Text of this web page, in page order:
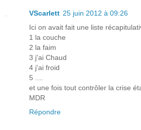
VScarlett 25 juin 2012 à 09:26
Ici on avait fait une liste
1 la couche
2 la faim
3 j'ai Chaud
4 j'ai froid
5 ....
et une fois tout contrôler la crise
MDR
Répondre